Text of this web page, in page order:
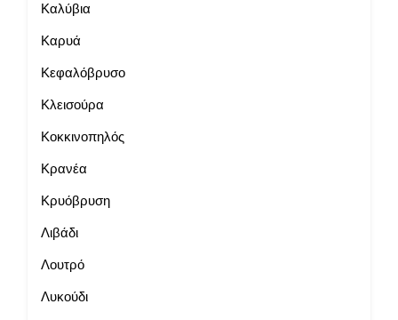
Καλύβια
Καρυά
Κεφαλόβρυσο
Κλεισούρα
Κοκκινοπηλός
Κρανέα
Κρυόβρυση
Λιβάδι
Λουτρό
Λυκούδι